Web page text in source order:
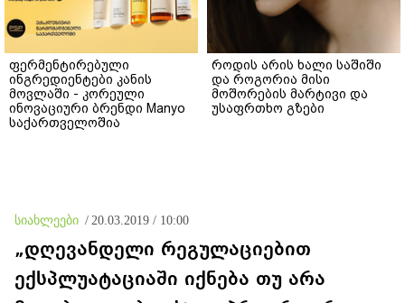
ფერმენტირებული
ინგრედიენტები კანის
მოვლაში - კორეული
ინოვაციური ბრენდი Manyo
საქართველოშია
როდის არის ხალი საშიში
და როგორია მისი
მოშორების მარტივი და
უსაფრთხო გზები
სიახლეები / 20.03.2019 / 10:00
„დღევანდელი რეგულაციებით
ექსპლუატაციაში იქნება თუ არა